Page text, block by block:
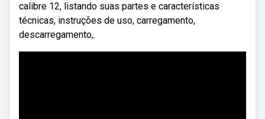
calibre 12, listando suas partes e características
técnicas, instruções de uso, carregamento,
descarregamento,.